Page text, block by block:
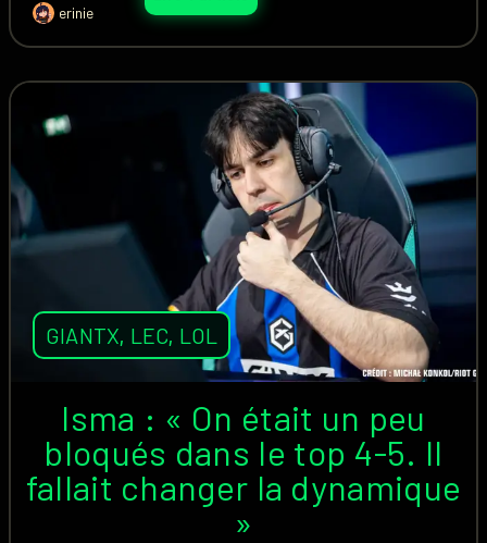
erinie
GIANTX, LEC, LOL
Isma : « On était un peu
bloqués dans le top 4-5. Il
fallait changer la dynamique
»